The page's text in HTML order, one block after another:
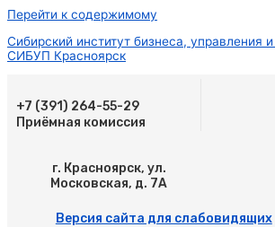
Перейти к содержимому
Сибирский институт бизнеса, управления и
СИБУП Красноярск
+7 (391) 264-55-29
Приёмная комиссия
г. Красноярск, ул.
Московская, д. 7А
Версия сайта для слабовидящих